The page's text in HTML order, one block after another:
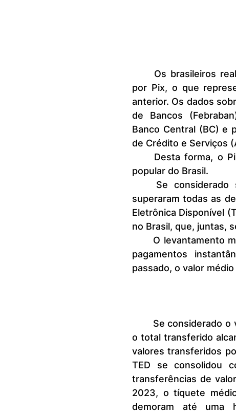
por Pix, o que
anterior. Os dados
de Bancos
Banco Central (BC) e
de Crédito e Serviços
popular do Brasil.
superaram todas as
Eletrônica Disponível
no Brasil, que, juntas,
pagamentos
passado, o valor
o total transferido
valores transferidos
TED se consolidou
transferências de
2023, o tíquete médio da
demoram até uma